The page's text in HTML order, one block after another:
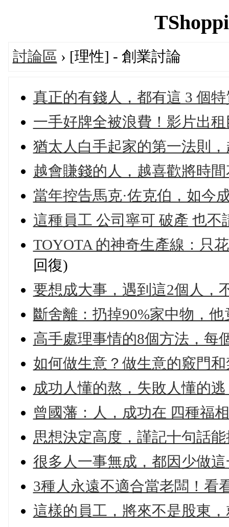
討論區 › [理性] - 創業討論
真正的有錢人，都有這 3 個
一手好牌全被浪費！影片出
猶太人白手起家的第一法則
越會賺錢的人，越喜歡將時
當年控告馬克·佐克伯，如今
這種員工 公司寧可 破產 也
TOYOTA 的神奇生產線：只
回復)
要想成大事，遇到這2個人，
斷舍離：扔掉90%家中物，
高手處理事情的8個方法，每
如何做生意？做生意的竅門
成功人懂的熬，失敗人懂的逃
曾國藩：人，成功在 四種福
思想決定高度，謹記十句話
很多人一事無成，都因少做
3種人永遠不適合當老闆！看
這樣的員工，將來不是股東